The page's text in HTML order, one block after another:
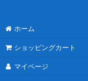
ホーム
ショッピングカート
マイページ